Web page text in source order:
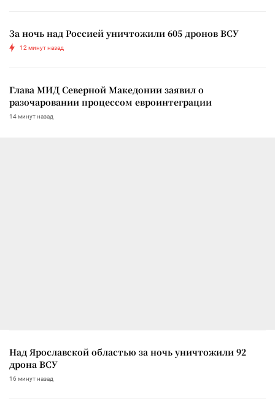
За ночь над Россией уничтожили 605 дронов ВСУ
12 минут назад
Глава МИД Северной Македонии заявил о
разочаровании процессом евроинтеграции
14 минут назад
Над Ярославской областью за ночь уничтожили 92
дрона ВСУ
16 минут назад